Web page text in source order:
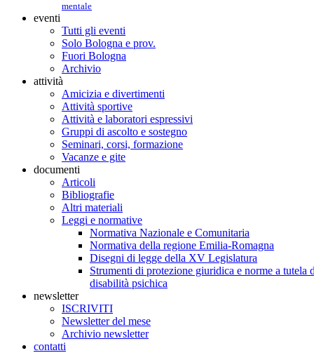
mentale
eventi
Tutti gli eventi
Solo Bologna e prov.
Fuori Bologna
Archivio
attività
Amicizia e divertimenti
Attività sportive
Attività e laboratori espressivi
Gruppi di ascolto e sostegno
Seminari, corsi, formazione
Vacanze e gite
documenti
Articoli
Bibliografie
Altri materiali
Leggi e normative
Normativa Nazionale e Comunitaria
Normativa della regione Emilia-Romagna
Disegni di legge della XV Legislatura
Strumenti di protezione giuridica e norme a tutela
disabilità psichica
newsletter
ISCRIVITI
Newsletter del mese
Archivio newsletter
contatti